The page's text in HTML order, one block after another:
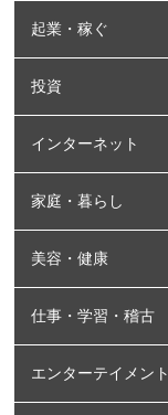
起業・稼ぐ
投資
インターネット
家庭・暮らし
美容・健康
仕事・学習・稽古
エンターテイメント